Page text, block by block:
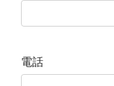
電話